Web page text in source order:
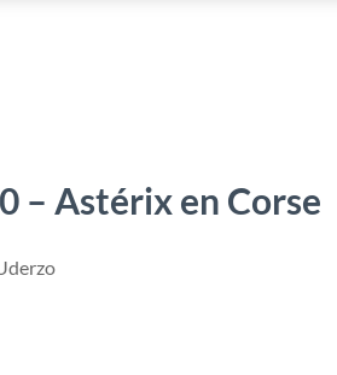
– Astérix en Corse